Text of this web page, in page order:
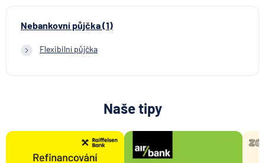
Nebankovní půjčka (1)
Flexibilní půjčka
Naše tipy